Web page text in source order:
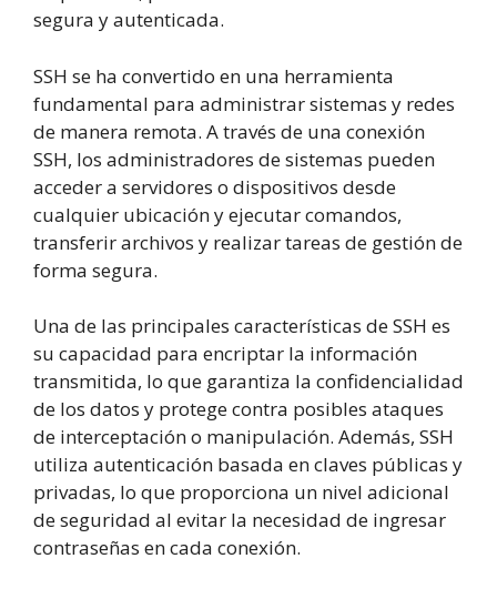
segura y autenticada.
SSH se ha convertido en una herramienta
fundamental para administrar sistemas y redes
de manera remota. A través de una conexión
SSH, los administradores de sistemas pueden
acceder a servidores o dispositivos desde
cualquier ubicación y ejecutar comandos,
transferir archivos y realizar tareas de gestión de
forma segura.
Una de las principales características de SSH es
su capacidad para encriptar la información
transmitida, lo que garantiza la confidencialidad
de los datos y protege contra posibles ataques
de interceptación o manipulación. Además, SSH
utiliza autenticación basada en claves públicas y
privadas, lo que proporciona un nivel adicional
de seguridad al evitar la necesidad de ingresar
contraseñas en cada conexión.